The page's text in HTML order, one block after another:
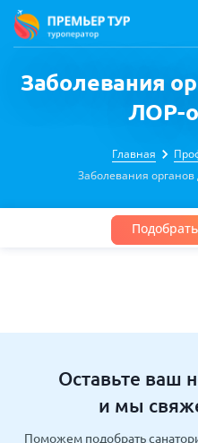
Заболевания
ЛОР-
Главная
Заболевания
Оставьте ваш
и мы
Поможем подобрать